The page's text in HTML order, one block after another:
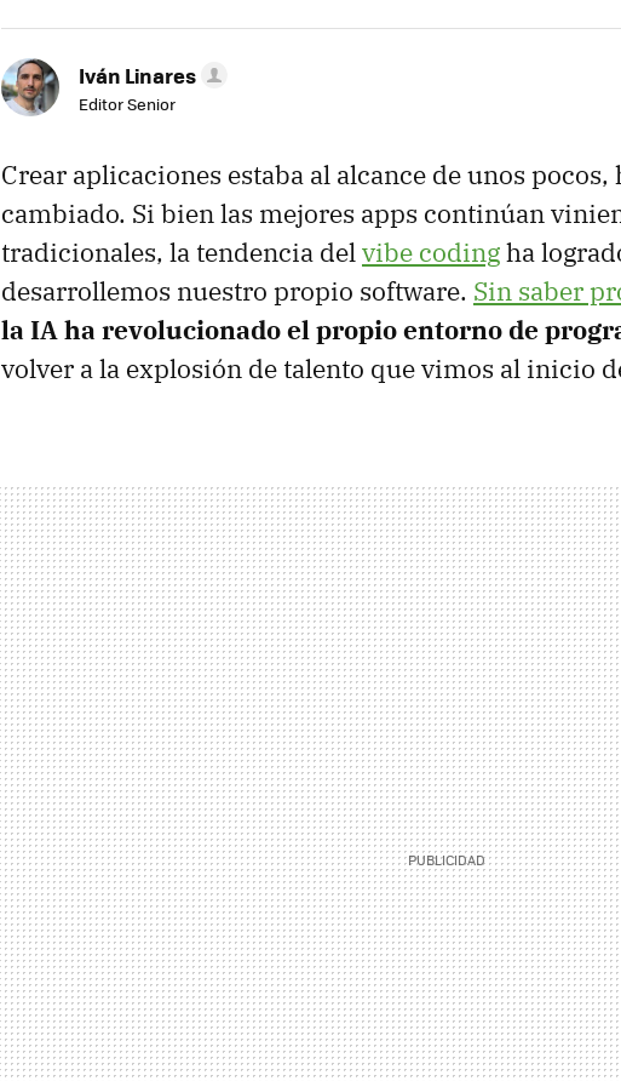
Iván Linares
Editor Senior
Crear aplicaciones estaba al alcance de unos
cambiado. Si bien las mejores apps continúan
tradicionales, la tendencia delvibe codingha
desarrollemos nuestro propio software. Sin saber
la IA ha revolucionado el propio entorno de
volver a la explosión de talento que vimos al inicio